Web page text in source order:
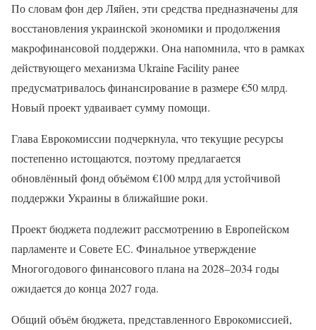
По словам фон дер Ляйен, эти средства предназначены для
восстановления украинской экономики и продолжения
макрофинансовой поддержки. Она напомнила, что в рамках
действующего механизма Ukraine Facility ранее
предусматривалось финансирование в размере €50 млрд.
Новый проект удваивает сумму помощи.
Глава Еврокомиссии подчеркнула, что текущие ресурсы
постепенно истощаются, поэтому предлагается
обновлённый фонд объёмом €100 млрд для устойчивой
поддержки Украины в ближайшие роки.
Проект бюджета подлежит рассмотрению в Европейском
парламенте и Совете ЕС. Финальное утверждение
Многогодового финансового плана на 2028–2034 годы
ожидается до конца 2027 года.
Общий объём бюджета, представленного Еврокомиссией,